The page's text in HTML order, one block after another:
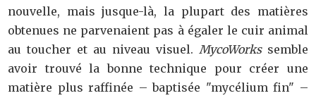
nouvelle, mais jusque-là, la plupart des matières
obtenues ne parvenaient pas à égaler le cuir animal
au toucher et au niveau visuel. MycoWorks semble
avoir trouvé la bonne technique pour créer une
matière plus raffinée – baptisée "mycélium fin" –